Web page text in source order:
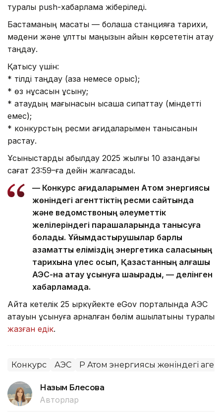
туралы push-хабарлама жіберіледі.
Бастаманың мақсаты — болашақ станцияға тарихи,
мәдени және ұлттық маңызын айқын көрсететін атау
таңдау.
Қатысу үшін:
* тілді таңдау (қазақ немесе орыс);
* өз нұсқасын ұсыну;
* атаудың мағынасын қысқаша сипаттау (міндетті
емес);
* конкурстың ресми қағидаларымен танысқанын
растау.
Ұсыныстарды қабылдау 2025 жылғы 10 қазандағы
сағат 23:59–ға дейін жалғасады.
— Конкурс қағидаларымен Атом энергиясы
жөніндегі агенттіктің ресми сайтында
және ведомствоның әлеуметтік
желілеріндегі парақшаларында танысуға
болады. Ұйымдастырушылар барлық
азаматты еліміздің энергетика саласының
тарихына үлес қосып, Қазақстанның алғашқы
АЭС-на атау ұсынуға шақырады, — делінген
хабарламада.
Айта кетелік 25 қыркүйекте eGov порталында АЭС
атауын ұсынуға арналған бөлім ашылатыны туралы
жазған едік.
Конкурс АЭС ҚР Атом энергиясы жөніндегі
Назым Бөлесова
Авторлар